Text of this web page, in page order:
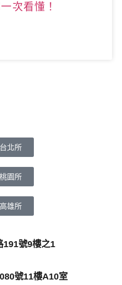
次看懂！
台北所
桃園所
高雄所
191號9樓之1
號11樓A10室